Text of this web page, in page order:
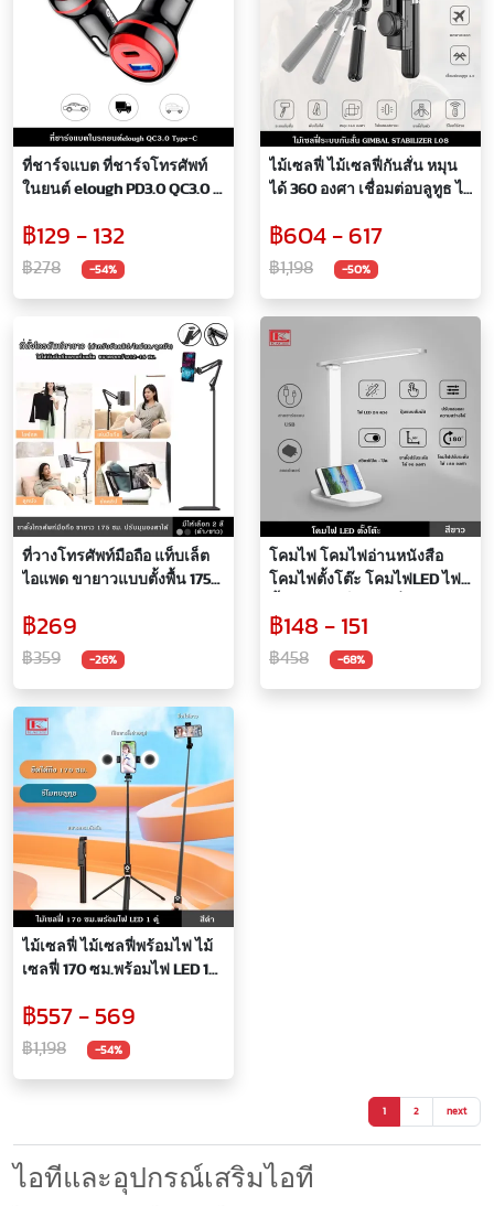
ที่ชาร์จแบต ที่ชาร์จโทรศัพท์
ในยนต์ elough PD3.0 QC3.0 2
CHARGE ที่ชาร์จอเนกประสงค์
ในรถยนต์ ขนาดเล็ก ประหยัด
฿129 - 132
฿278 -54%
ไม้เซลฟี่ ไม้เซลฟี่กันสั่น หมุน
ได้ 360 องศา เชื่อมต่อบลูทูธ ไร้
ใช้ได้กับโทรศัพท์ทุกรุ่น ขาตั้ง
ในตัว
฿604 - 617
฿1,198 -50%
ที่วางโทรศัพท์มือถือ แท็บเล็ต
ไอแพด ขายาวแบบตั้งพื้น 175
2 สี ดำ,ขาว
฿269
฿359 -26%
โคมไฟ โคมไฟอ่านหนังสือ
โคมไฟตั้งโต๊ะ โคมไฟLED ไฟ
โทรศัพท์ ปรับระดับได้ แสง 3 สี
พร้อมสายชาร์จ หัวชาร์จไฟ
฿148 - 151
฿458 -68%
ไม้เซลฟี่ ไม้เซลฟี่พร้อมไฟ ไม้
เซลฟี่ 170 ซม.พร้อมไฟ LED 1คู่
รีโมทบลูทูธ
฿557 - 569
฿1,198 -54%
1 2 next
ไอทีและอุปกรณ์เสริมไอที